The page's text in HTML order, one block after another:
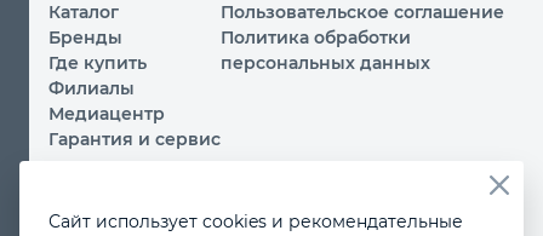
Каталог
Бренды
Где купить
Филиалы
Медиацентр
Гарантия и сервис
Пользовательское соглашение
Политика обработки
персональных данных
Сайт использует cookies и рекомендательные